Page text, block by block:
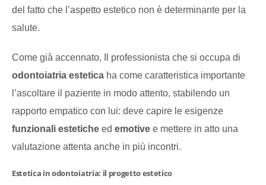
del fatto che l’aspetto estetico non è determinante per la
salute.
Come già accennato, Il professionista che si occupa di
odontoiatria estetica ha come caratteristica importante
l’ascoltare il paziente in modo attento, stabilendo un
rapporto empatico con lui: deve capire le esigenze
funzionali estetiche ed emotive e mettere in atto una
valutazione attenta anche in più incontri.
Estetica in odontoiatria: il progetto estetico